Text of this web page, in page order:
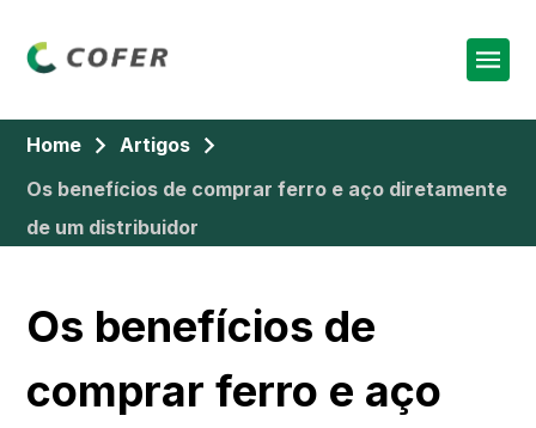
Home
Artigos
Os benefícios de comprar ferro e aço diretamente
de um distribuidor
Os benefícios de
comprar ferro e aço